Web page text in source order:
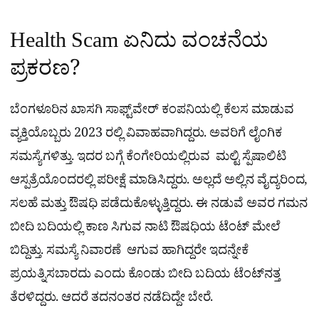
Health Scam ಏನಿದು ವಂಚನೆಯ
ಪ್ರಕರಣ?
ಬೆಂಗಳೂರಿನ ಖಾಸಗಿ ಸಾಫ್ಟ್‌ವೇರ್ ಕಂಪನಿಯಲ್ಲಿ ಕೆಲಸ ಮಾಡುವ
ವ್ಯಕ್ತಿಯೊಬ್ಬರು 2023 ರಲ್ಲಿ ವಿವಾಹವಾಗಿದ್ದರು. ಅವರಿಗೆ ಲೈಂಗಿಕ
ಸಮಸ್ಯೆಗಳಿತ್ತು. ಇದರ ಬಗ್ಗೆ ಕೆಂಗೇರಿಯಲ್ಲಿರುವ ಮಲ್ಟಿ ಸ್ಪೆಷಾಲಿಟಿ
ಆಸ್ಪತ್ರೆಯೊಂದರಲ್ಲಿ ಪರೀಕ್ಷೆ ಮಾಡಿಸಿದ್ದರು. ಅಲ್ಲದೆ ಅಲ್ಲಿನ ವೈದ್ಯರಿಂದ,
ಸಲಹೆ ಮತ್ತು ಔಷಧಿ ಪಡೆದುಕೊಳ್ಳುತ್ತಿದ್ದರು. ಈ ನಡುವೆ ಅವರ ಗಮನ
ಬೀದಿ ಬದಿಯಲ್ಲಿ ಕಾಣ ಸಿಗುವ ನಾಟಿ ಔಷಧಿಯ ಟೆಂಟ್​ ಮೇಲೆ
ಬಿದ್ದಿತ್ತು. ಸಮಸ್ಯೆ ನಿವಾರಣೆ ಆಗುವ ಹಾಗಿದ್ದರೇ ಇದನ್ನೇಕೆ
ಪ್ರಯತ್ನಿಸಬಾರದು ಎಂದು ಕೊಂಡು ಬೀದಿ ಬದಿಯ ಟೆಂಟ್​ನತ್ತ
ತೆರಳಿದ್ದರು. ಆದರೆ ತದನಂತರ ನಡೆದಿದ್ದೇ ಬೇರೆ.